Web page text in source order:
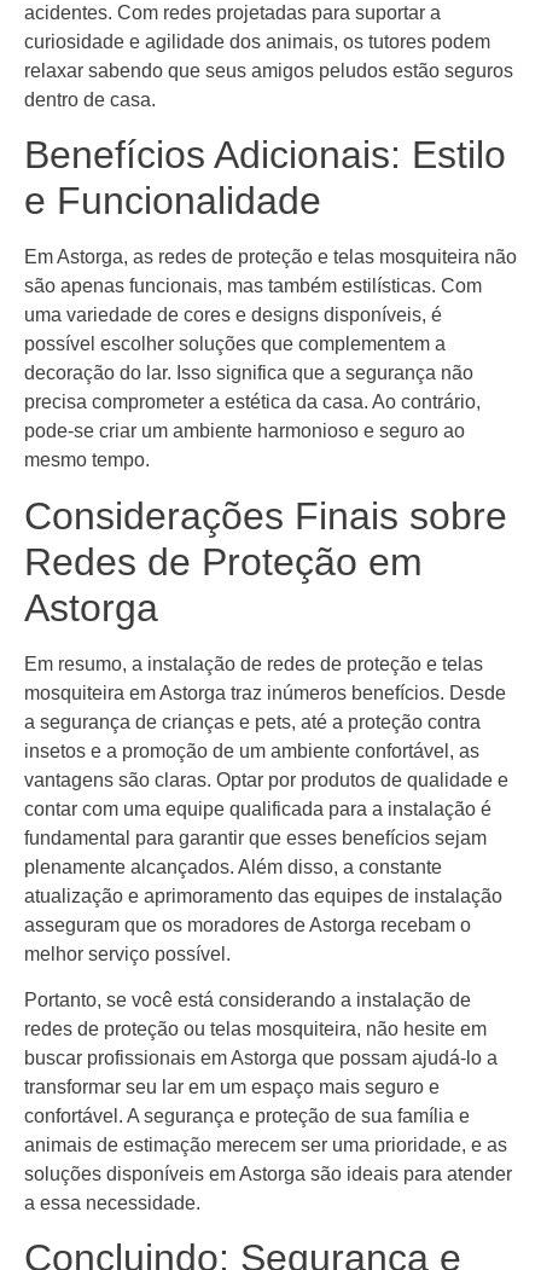
acidentes. Com redes projetadas para suportar a
curiosidade e agilidade dos animais, os tutores podem
relaxar sabendo que seus amigos peludos estão seguros
dentro de casa.
Benefícios Adicionais: Estilo
e Funcionalidade
Em Astorga, as redes de proteção e telas mosquiteira não
são apenas funcionais, mas também estilísticas. Com
uma variedade de cores e designs disponíveis, é
possível escolher soluções que complementem a
decoração do lar. Isso significa que a segurança não
precisa comprometer a estética da casa. Ao contrário,
pode-se criar um ambiente harmonioso e seguro ao
mesmo tempo.
Considerações Finais sobre
Redes de Proteção em
Astorga
Em resumo, a instalação de redes de proteção e telas
mosquiteira em Astorga traz inúmeros benefícios. Desde
a segurança de crianças e pets, até a proteção contra
insetos e a promoção de um ambiente confortável, as
vantagens são claras. Optar por produtos de qualidade e
contar com uma equipe qualificada para a instalação é
fundamental para garantir que esses benefícios sejam
plenamente alcançados. Além disso, a constante
atualização e aprimoramento das equipes de instalação
asseguram que os moradores de Astorga recebam o
melhor serviço possível.
Portanto, se você está considerando a instalação de
redes de proteção ou telas mosquiteira, não hesite em
buscar profissionais em Astorga que possam ajudá-lo a
transformar seu lar em um espaço mais seguro e
confortável. A segurança e proteção de sua família e
animais de estimação merecem ser uma prioridade, e as
soluções disponíveis em Astorga são ideais para atender
a essa necessidade.
Concluindo: Segurança e